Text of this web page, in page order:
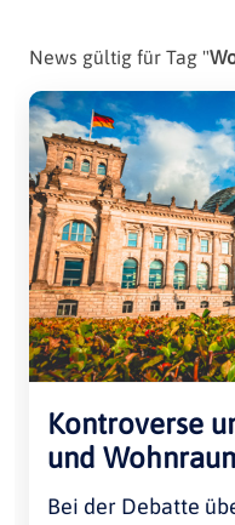
News gültig für Tag "
Kontroverse
und
Bei der Debatte